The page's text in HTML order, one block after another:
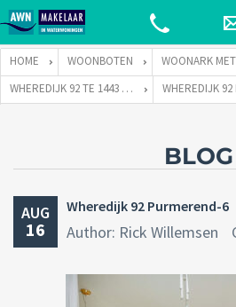
HOME WOONBOTEN
WHEREDIJK 92 TE 1443 TD PURMEREND
BLOG
AUG
16
Wheredijk 92 Purmerend-6
Author: Rick Willemsen